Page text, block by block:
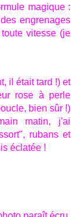
magique :
engrenages
vitesse (je
il était tard !) et
rose à perle
bien sûr !)
matin, j'ai
rubans et
éclatée !